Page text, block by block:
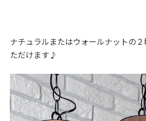
ナチュラルまたはウォールナットの
ただけます♪